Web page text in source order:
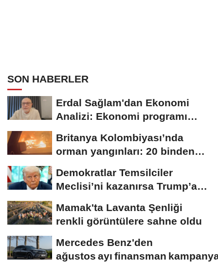
SON HABERLER
Erdal Sağlam'dan Ekonomi
Analizi: Ekonomi programı
Britanya Kolombiyası’nda
orman yangınları: 20 binden
Demokratlar Temsilciler
Meclisi’ni kazanırsa Trump’a
Mamak'ta Lavanta Şenliği
renkli görüntülere sahne oldu
Mercedes Benz'den
ağustos ayı finansman